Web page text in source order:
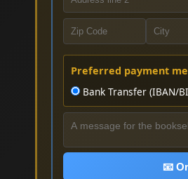
Preferred payment
Bank Transfer (IBAN/
📧